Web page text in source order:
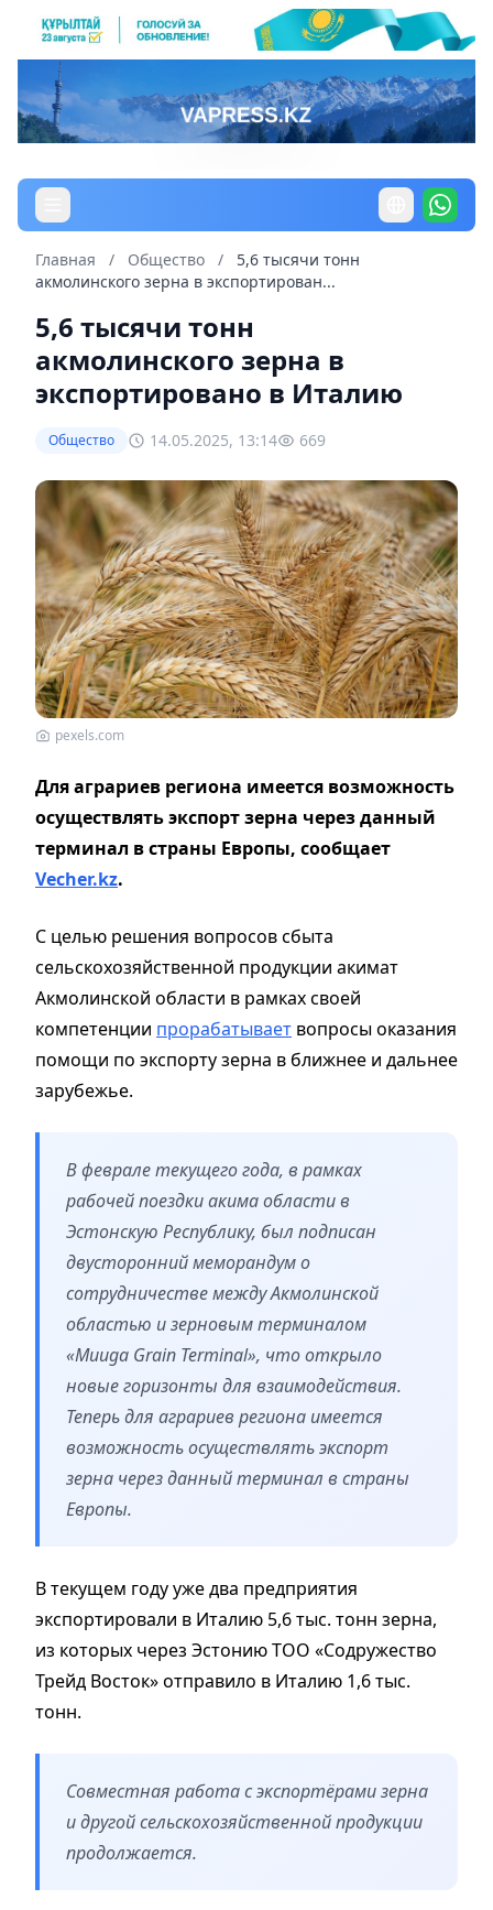
Главная / Общество /
5,6 тысячи тонн
акмолинского зерна в экспортирован...
5,6 тысячи тонн
акмолинского зерна в
экспортировано в Италию
Общество 14.05.2025, 13:14 669
pexels.com
Для аграриев региона имеется возможность
осуществлять экспорт зерна через данный
терминал в страны Европы, сообщает
Vecher.kz.
С целью решения вопросов сбыта
сельскохозяйственной продукции акимат
Акмолинской области в рамках своей
компетенции прорабатывает вопросы оказания
помощи по экспорту зерна в ближнее и дальнее
зарубежье.
В феврале текущего года, в рамках
рабочей поездки акима области в
Эстонскую Республику, был подписан
двусторонний меморандум о
сотрудничестве между Акмолинской
областью и зерновым терминалом
«Muuga Grain Terminal», что открыло
новые горизонты для взаимодействия.
Теперь для аграриев региона имеется
возможность осуществлять экспорт
зерна через данный терминал в страны
Европы.
В текущем году уже два предприятия
экспортировали в Италию 5,6 тыс. тонн зерна,
из которых через Эстонию ТОО «Содружество
Трейд Восток» отправило в Италию 1,6 тыс.
тонн.
Совместная работа с экспортёрами зерна
и другой сельскохозяйственной продукции
продолжается.